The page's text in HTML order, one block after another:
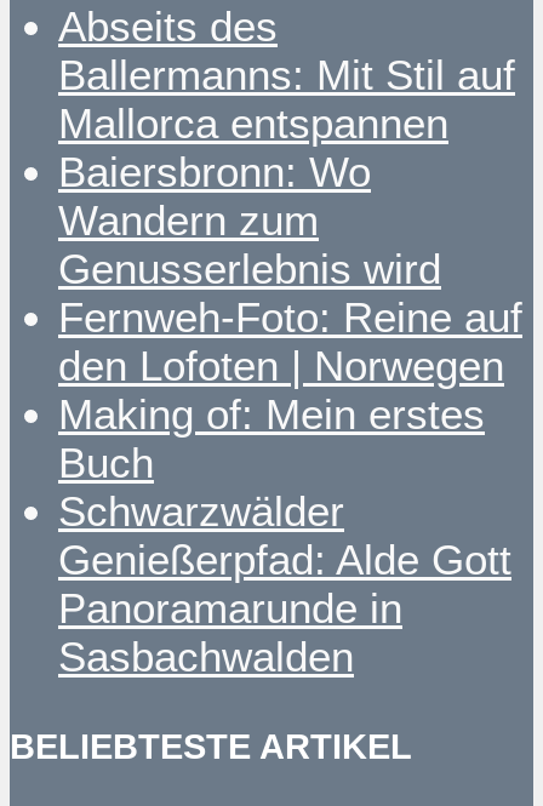
Abseits des
Ballermanns: Mit Stil auf
Mallorca entspannen
Baiersbronn: Wo
Wandern zum
Genusserlebnis wird
Fernweh-Foto: Reine auf
den Lofoten | Norwegen
Making of: Mein erstes
Buch
Schwarzwälder
Genießerpfad: Alde Gott
Panoramarunde in
Sasbachwalden
BELIEBTESTE ARTIKEL